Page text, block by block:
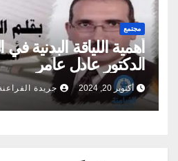
مجتمع
أهمية اللياقة البدنية في
الدكتور عادل عامر
أكتوبر 20, 2024 جريدة